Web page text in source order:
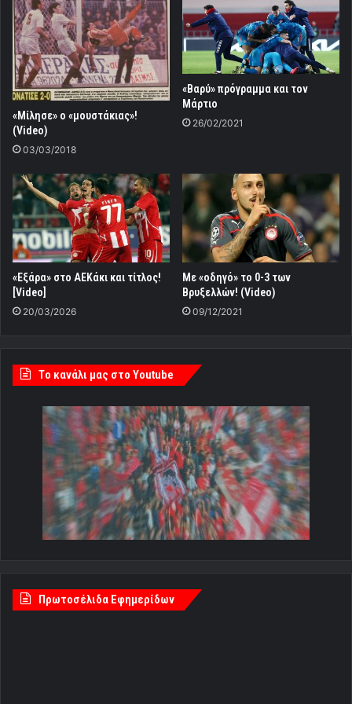
«Μίλησε» ο «μουστάκιας»!
(Video)
03/03/2018
«Βαρύ» πρόγραμμα και τον
Μάρτιο
26/02/2021
«Εξάρα» στο ΑΕΚάκι και τίτλος!
[Video]
20/03/2026
Με «οδηγό» το 0-3 των
Βρυξελλών! (Video)
09/12/2021
Tο κανάλι μας στο Youtube
Πρωτοσέλιδα Εφημερίδων